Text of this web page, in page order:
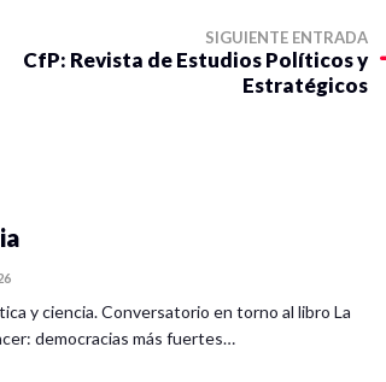
SIGUIENTE ENTRADA
CfP: Revista de Estudios Políticos y
Estratégicos
y ciencia. Conversatorio en torno al libro La
democracias más fuertes…